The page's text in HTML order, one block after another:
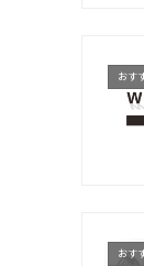
おす
おす